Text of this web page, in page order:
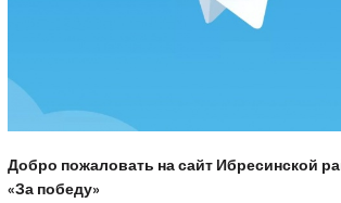
Добро пожаловать на сайт Ибресинской
«За победу»